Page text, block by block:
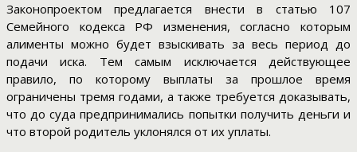
Законопроектом предлагается внести в статью 107
Семейного кодекса РФ изменения, согласно которым
алименты можно будет взыскивать за весь период до
подачи иска. Тем самым исключается действующее
правило, по которому выплаты за прошлое время
ограничены тремя годами, а также требуется доказывать,
что до суда предпринимались попытки получить деньги и
что второй родитель уклонялся от их уплаты.